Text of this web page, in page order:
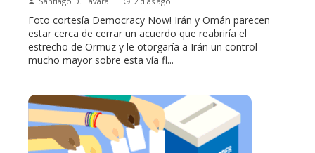
Foto cortesía Democracy Now! Irán y Omán parecen
estar cerca de cerrar un acuerdo que reabriría el
estrecho de Ormuz y le otorgaría a Irán un control
mucho mayor sobre esta vía fl...